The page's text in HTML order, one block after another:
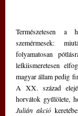
Természetesen a
szemérmesek:
folyamatosan
lelkiismeretesen
magyar állam pedig
A XX. század
Julián akció